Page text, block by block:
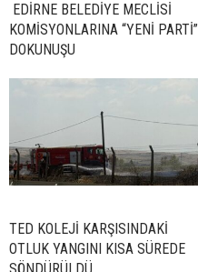
EDİRNE BELEDİYE MECLİSİ
KOMİSYONLARINA “YENİ PARTİ”
DOKUNUŞU
TED KOLEJİ KARŞISINDAKİ
OTLUK YANGINI KISA SÜREDE